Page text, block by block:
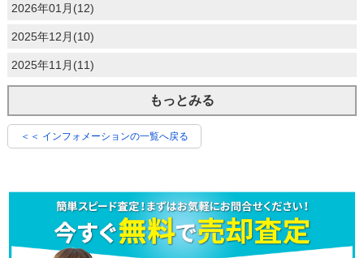
2026年01月(12)
2025年12月(10)
2025年11月(11)
もっとみる
＜＜ インフォメーションの一覧へ戻る